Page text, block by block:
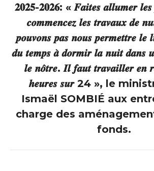
Article
suivant
:
𝟐𝟎𝟐𝟓-𝟐𝟎𝟐𝟔: « 𝑭𝒂𝒊𝒕𝒆𝒔 𝒂𝒍𝒍𝒖𝒎𝒆𝒓 𝒍𝒆𝒔
𝒄𝒐𝒎𝒎𝒆𝒏𝒄𝒆𝒛 𝒍𝒆𝒔 𝒕𝒓𝒂𝒗𝒂𝒖𝒙 𝒅𝒆
𝒑𝒐𝒖𝒗𝒐𝒏𝒔 𝒑𝒂𝒔 𝒏𝒐𝒖𝒔 𝒑𝒆𝒓𝒎𝒆𝒕𝒕𝒓𝒆 𝒍𝒆
𝒅𝒖 𝒕𝒆𝒎𝒑𝒔 𝒂̀ 𝒅𝒐𝒓𝒎𝒊𝒓 𝒍𝒂 𝒏𝒖𝒊𝒕
𝒍𝒆 𝒏𝒐̂𝒕𝒓𝒆. 𝑰𝒍 𝒇𝒂𝒖𝒕 𝒕𝒓𝒂𝒗𝒂𝒊𝒍𝒍𝒆𝒓
𝒉𝒆𝒖𝒓𝒆𝒔 𝒔𝒖𝒓 24 », le
Ismaël SOMBIÉ aux
charge des
fonds.